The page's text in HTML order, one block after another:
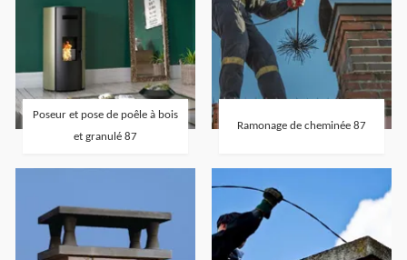
Poseur et pose de poêle à bois
et granulé 87
Ramonage de cheminée 87